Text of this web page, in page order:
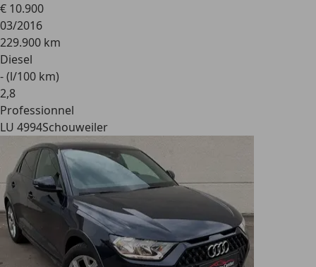
€ 10.900
03/2016
229.900 km
Diesel
- (l/100 km)
2,8
Professionnel
LU 4994Schouweiler